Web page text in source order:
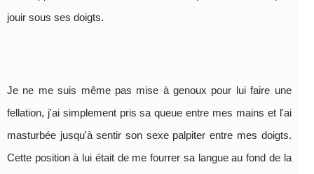
jouir sous ses doigts.
Je ne me suis même pas mise à genoux pour lui faire une
fellation, j'ai simplement pris sa queue entre mes mains et l'ai
masturbée jusqu'à sentir son sexe palpiter entre mes doigts.
Cette position à lui était de me fourrer sa langue au fond de la